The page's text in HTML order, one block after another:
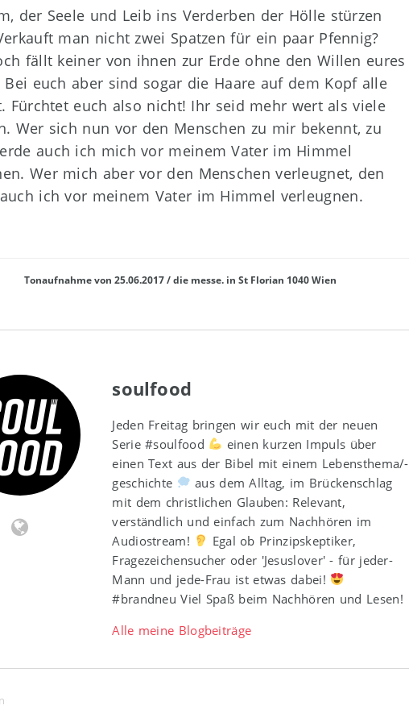
der Seele und Leib ins Verderben der Hölle stürzen
man nicht zwei Spatzen für ein paar Pfennig?
fällt keiner von ihnen zur Erde ohne den Willen eures
Bei euch aber sind sogar die Haare auf dem Kopf alle
Fürchtet euch also nicht! Ihr seid mehr wert als viele
Wer sich nun vor den Menschen zu mir bekennt, zu
auch ich mich vor meinem Vater im Himmel
Wer mich aber vor den Menschen verleugnet, den
ich vor meinem Vater im Himmel verleugnen.
Tonaufnahme von 25.06.2017 / die messe. in St Florian 1040 Wien
soulfood
Jeden Freitag bringen wir euch mit der neuen
Serie #soulfood
einen kurzen Impuls über
einen Text aus der Bibel mit einem Lebensthema/-
geschichte
aus dem Alltag, im Brückenschlag
mit dem christlichen Glauben: Relevant,
verständlich und einfach zum Nachhören im
Audiostream!
Egal ob Prinzipskeptiker,
Fragezeichensucher oder 'Jesuslover' - für jeder-
Mann und jede-Frau ist etwas dabei!
#brandneu Viel Spaß beim Nachhören und Lesen!
Alle meine Blogbeiträge